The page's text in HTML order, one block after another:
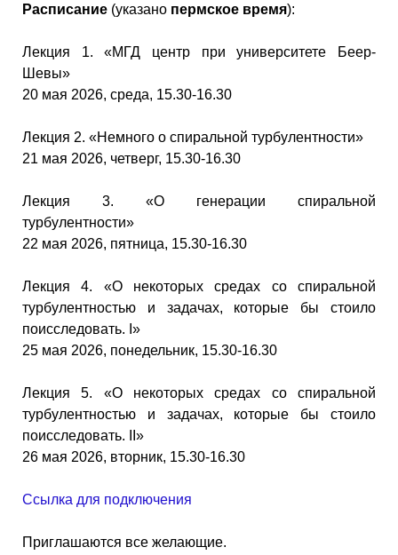
Расписание (указано пермское время):
Лекция 1. «МГД центр при университете Беер-
Шевы»
20 мая 2026, среда, 15.30-16.30
Лекция 2. «Немного о спиральной турбулентности»
21 мая 2026, четверг, 15.30-16.30
Лекция 3. «О генерации спиральной
турбулентности»
22 мая 2026, пятница, 15.30-16.30
Лекция 4. «О некоторых средах со спиральной
турбулентностью и задачах, которые бы стоило
поисследовать. I»
25 мая 2026, понедельник, 15.30-16.30
Лекция 5. «О некоторых средах со спиральной
турбулентностью и задачах, которые бы стоило
поисследовать. II»
26 мая 2026, вторник, 15.30-16.30
Ссылка для подключения
Приглашаются все желающие.